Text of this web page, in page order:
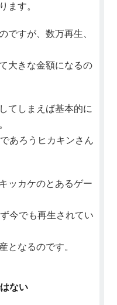
ます。
ですが、数万再生、
大きな金額になるの
てしまえば基本的に
あろうヒカキンさん
ッカケのとあるゲー
今でも再生されてい
となるのです。
ない